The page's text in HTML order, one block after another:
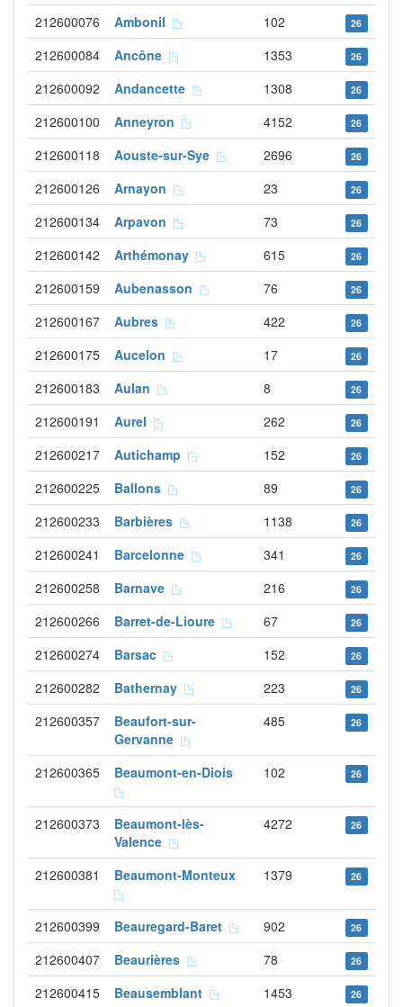
212600076 Ambonil 102 26
212600084 Ancône 1353 26
212600092 Andancette 1308 26
212600100 Anneyron 4152 26
212600118 Aouste-sur-Sye 2696 26
212600126 Arnayon 23 26
212600134 Arpavon 73 26
212600142 Arthémonay 615 26
212600159 Aubenasson 76 26
212600167 Aubres 422 26
212600175 Aucelon 17 26
212600183 Aulan 8 26
212600191 Aurel 262 26
212600217 Autichamp 152 26
212600225 Ballons 89 26
212600233 Barbières 1138 26
212600241 Barcelonne 341 26
212600258 Barnave 216 26
212600266 Barret-de-Lioure 67 26
212600274 Barsac 152 26
212600282 Bathernay 223 26
212600357
Beaufort-sur-
Gervanne
485 26
212600365 Beaumont-en-Diois 102 26
212600373
Beaumont-lès-
Valence
4272 26
212600381 Beaumont-Monteux 1379 26
212600399 Beauregard-Baret 902 26
212600407 Beaurières 78 26
212600415 Beausemblant 1453 26